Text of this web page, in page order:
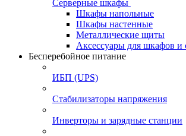
Серверные шкафы
Шкафы напольные
Шкафы настенные
Металлические щиты
Аксессуары для шкафов и
Бесперебойное питание
ИБП (UPS)
Стабилизаторы напряжения
Инверторы и зарядные станции